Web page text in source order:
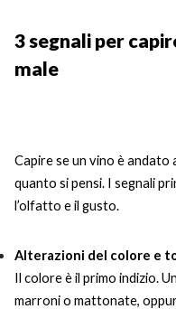
Trentino Wines
Champagne wines
3 segnali per
male
Capire se un vino è andato
quanto si pensi. I segnali
l’olfatto e il gusto.
Alterazioni del colore e
Il colore è il primo indizio.
marroni o mattonate,